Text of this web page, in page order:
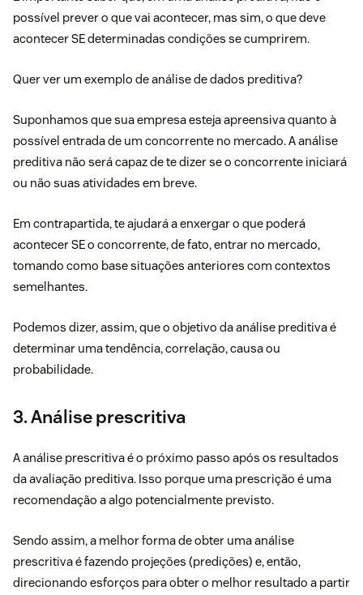
possível prever o que vai acontecer, mas sim, o que deve
acontecer SE determinadas condições se cumprirem.
Quer ver um exemplo de análise de dados preditiva?
Suponhamos que sua empresa esteja apreensiva quanto à
possível entrada de um concorrente no mercado. A análise
preditiva não será capaz de te dizer se o concorrente iniciará
ou não suas atividades em breve.
Em contrapartida, te ajudará a enxergar o que poderá
acontecer SE o concorrente, de fato, entrar no mercado,
tomando como base situações anteriores com contextos
semelhantes.
Podemos dizer, assim, que o objetivo da análise preditiva é
determinar uma tendência, correlação, causa ou
probabilidade.
3. Análise prescritiva
A análise prescritiva é o próximo passo após os resultados
da avaliação preditiva. Isso porque uma prescrição é uma
recomendação a algo potencialmente previsto.
Sendo assim, a melhor forma de obter uma análise
prescritiva é fazendo projeções (predições) e, então,
direcionando esforços para obter o melhor resultado a partir